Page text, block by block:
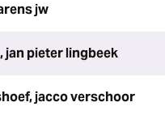
jw
jan pieter lingbeek
jacco verschoor